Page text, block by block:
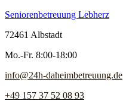
Seniorenbetreuung Lebherz
72461 Albstadt
Mo.-Fr. 8:00-18:00
info@24h-daheimbetreuung.de
+49 157 37 52 08 93